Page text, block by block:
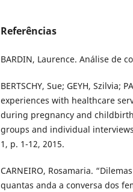
Referências
BARDIN, Laurence. Análise de
BERTSCHY, Sue; GEYH, Szilvia;
experiences with healthcare
during pregnancy and
groups and individual
1, p. 1-12, 2015.
CARNEIRO, Rosamaria.
quantas anda a conversa dos